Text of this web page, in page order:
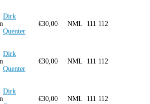
Dirk
Quenter
€30,00 NML 111 112
Dirk
Quenter
€30,00 NML 111 112
Dirk
€30,00 NML 111 112